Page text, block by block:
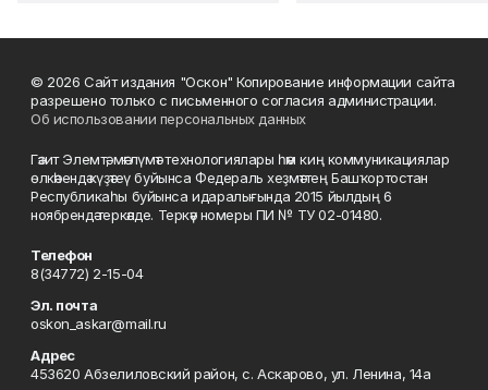
© 2026 Сайт издания "Оскон" Копирование информации сайта
разрешено только с письменного согласия администрации.
Об использовании персональных данных
Гәзит Элемтә, мәғлүмәт технологиялары һәм киң коммуникациялар
өлкәһендә күҙәтеү буйынса Федераль хеҙмәттең Башҡортостан
Республикаһы буйынса идаралығында 2015 йылдың 6
ноябрендә теркәлде. Теркәү номеры ПИ № ТУ 02-01480.
Телефон
8(34772) 2-15-04
Эл. почта
oskon_askar@mail.ru
Адрес
453620 Абзелиловский район, с. Аскарово, ул. Ленина, 14а